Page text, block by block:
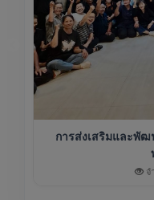
การส่งเสริมและพั
จ